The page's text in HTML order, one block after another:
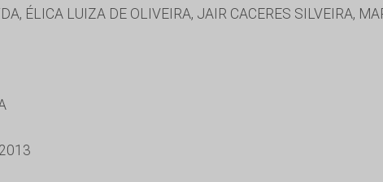
ÉLICA LUIZA DE OLIVEIRA, JAIR CACERES SILVEIRA,